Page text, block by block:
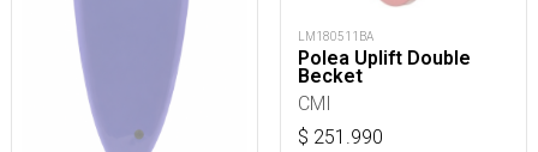
LM180511BA
Polea Uplift Double
Becket
CMI
$ 251.990